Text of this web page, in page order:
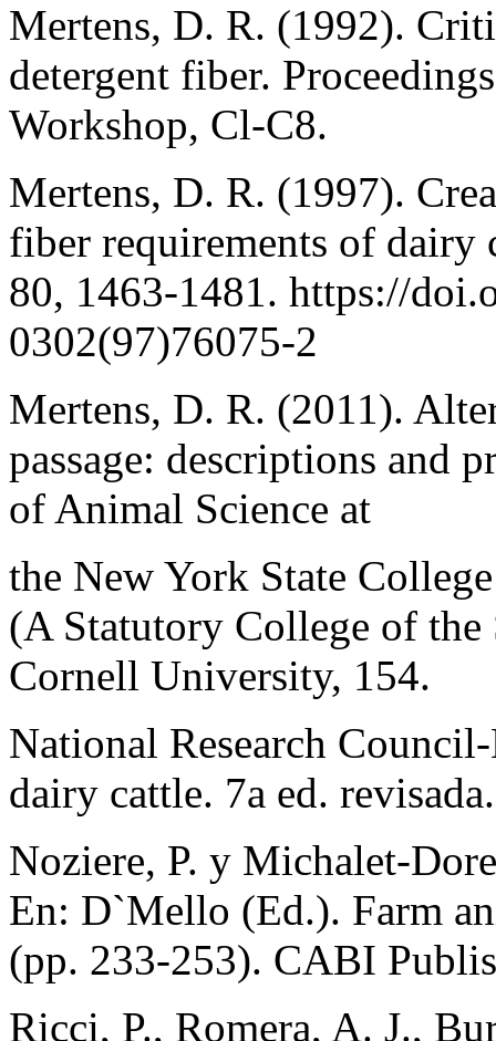
Mertens, D. R. (1992).
detergent fiber.
Workshop, Cl-C8.
Mertens, D. R. (1997).
fiber requirements of dairy
80, 1463-1481. https://
0302(97)76075-2
Mertens, D. R. (2011).
passage: descriptions and
of Animal Science at
the New York State
(A Statutory College of
Cornell University, 154.
National Research
dairy cattle. 7a ed.
Noziere, P. y Michalet-
En: D`Mello (Ed.). Farm
(pp. 233-253). CABI
Ricci, P., Romera, A. J.,